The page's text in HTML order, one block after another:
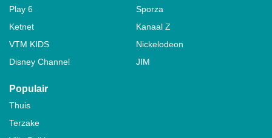
Play 6
Sporza
Ketnet
Kanaal Z
VTM KIDS
Nickelodeon
Disney Channel
JIM
Populair
Thuis
Terzake